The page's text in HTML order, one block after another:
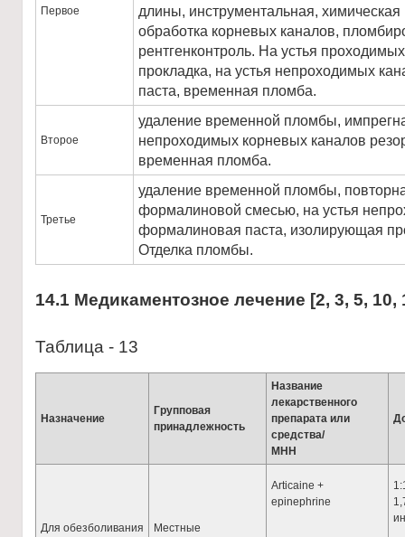
Первое
длины, инструментальная,
обработка корневых каналов,
рентгенконтроль. На устья
прокладка, на устья непроходимых
паста, временная пломба.
Второе
удаление временной пломбы,
непроходимых корневых каналов
временная пломба.
Третье
удаление временной пломбы,
формалиновой смесью, на устья
формалиновая паста, изолирующая
Отделка пломбы.
14.1 Медикаментозное лечение [2, 3, 5, 10,
Таблица - 13
Назначение
Групповая
принадлежность
Название
лекарственного
препарата или
средства/
МНН
Для обезболивания
Местные
Аrticaine +
epinephrine